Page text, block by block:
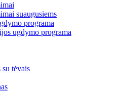
suaugusiems
programa
ugdymo programa
tėvais